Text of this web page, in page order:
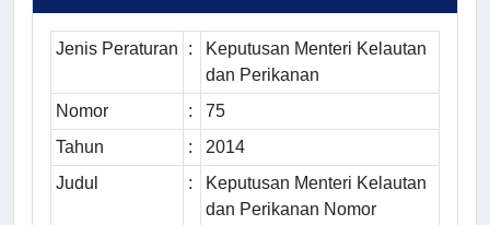
Jenis Peraturan :
Keputusan Menteri Kelautan
dan Perikanan
Nomor
:
75
Tahun
:
2014
Judul
:
Keputusan Menteri Kelautan
dan Perikanan Nomor